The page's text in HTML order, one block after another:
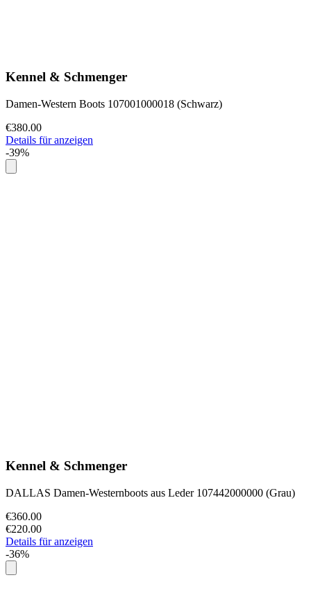
Kennel & Schmenger
Damen-Western Boots 107001000018 (Schwarz)
€380.00
Details für anzeigen
-39%
Kennel & Schmenger
DALLAS Damen-Westernboots aus Leder 107442000000 (Grau)
€360.00
€220.00
Details für anzeigen
-36%